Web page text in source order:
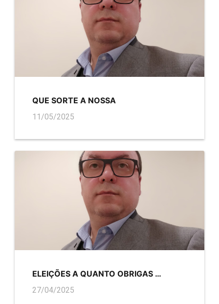
QUE SORTE A NOSSA
11/05/2025
ELEIÇÕES A QUANTO OBRIGAS …
27/04/2025